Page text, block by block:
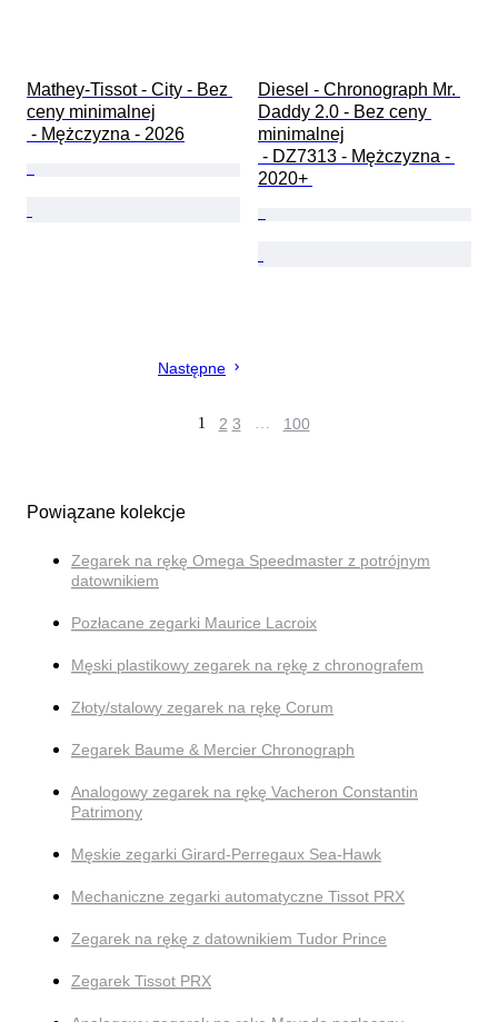
Mathey-Tissot - City - Bez
ceny minimalnej
- Mężczyzna - 2026
Diesel - Chronograph Mr.
Daddy 2.0 - Bez ceny
minimalnej
2020+
Następne
1 2 3 … 100
Powiązane kolekcje
Zegarek na rękę Omega Speedmaster z potrójnym
datownikiem
Pozłacane zegarki Maurice Lacroix
Męski plastikowy zegarek na rękę z chronografem
Złoty/stalowy zegarek na rękę Corum
Zegarek Baume & Mercier Chronograph
Analogowy zegarek na rękę Vacheron Constantin
Patrimony
Męskie zegarki Girard-Perregaux Sea-Hawk
Mechaniczne zegarki automatyczne Tissot PRX
Zegarek na rękę z datownikiem Tudor Prince
Zegarek Tissot PRX